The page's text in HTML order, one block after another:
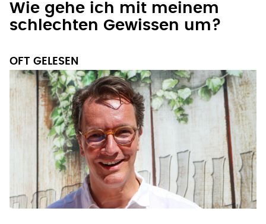
Wie gehe ich mit meinem
schlechten Gewissen um?
OFT GELESEN